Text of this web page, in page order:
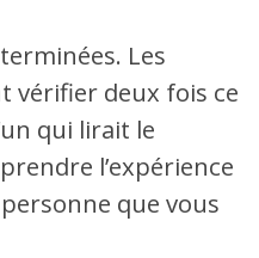
Les
vérifier deux fois ce
qui lirait le
l’expérience
que vous